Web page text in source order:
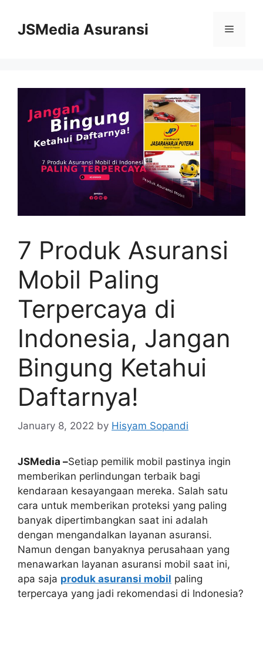
contentJSMedia Asuransi Menu
7 Produk Asuransi
Mobil Paling
Terpercaya di
Indonesia, Jangan
Bingung Ketahui
Daftarnya!
January 8, 2022 by Hisyam Sopandi
JSMedia –Setiap pemilik mobil pastinya ingin
memberikan perlindungan terbaik bagi
kendaraan kesayangaan mereka. Salah satu
cara untuk memberikan proteksi yang paling
banyak dipertimbangkan saat ini adalah
dengan mengandalkan layanan asuransi.
Namun dengan banyaknya perusahaan yang
menawarkan layanan asuransi mobil saat ini,
apa saja produk asuransi mobil paling
terpercaya yang jadi rekomendasi di Indonesia?